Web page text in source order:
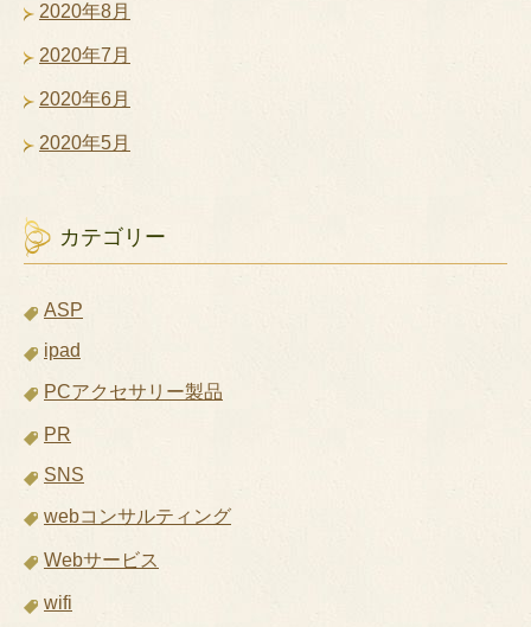
2020年8月
2020年7月
2020年6月
2020年5月
カテゴリー
ASP
ipad
PCアクセサリー製品
PR
SNS
webコンサルティング
Webサービス
wifi